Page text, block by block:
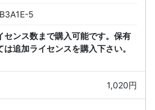
5
センス数まで購入可能です。保有
追加ライセンスを購入下さい。
1,020円